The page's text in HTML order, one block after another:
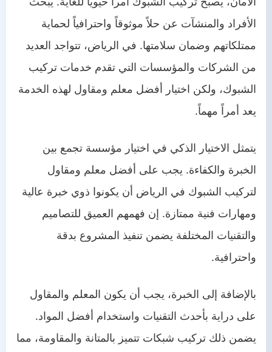
الأفراد والمنشآت عن حلاً موثوقاً واحترافياً لحماية
ممتلكاتهم وضمان سلامتها. في الرياض، تتواجد العديد
من الشركات والمؤسسات التي تقدم خدمات تركيب
الشبوك، ولكن اختيار أفضل معلم ومقاول لهذه الخدمة
يعد أمراً مهماً.
يتمثل الاختيار الذكي في اختيار مؤسسة تجمع بين
الخبرة والكفاءة. يجب على أفضل معلم ومقاول
لتركيب الشبوك في الرياض أن يكونوا ذوي خبرة عالية
ومهارات فنية ممتازة. إن فهمهم العميق للتصاميم
والتقنيات المختلفة يضمن تنفيذ المشروع بدقة
واحترافية.
بالإضافة إلى الخبرة، يجب أن يكون المعلم والمقاول
على دراية بأحدث التقنيات واستخدام أفضل المواد.
يضمن ذلك تركيب شبكات تتميز بالمتانة والمقاومة، مما